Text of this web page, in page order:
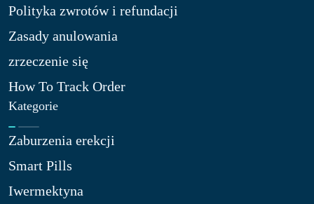
Polityka zwrotów i refundacji
Zasady anulowania
zrzeczenie się
How To Track Order
Kategorie
Zaburzenia erekcji
Smart Pills
Iwermektyna